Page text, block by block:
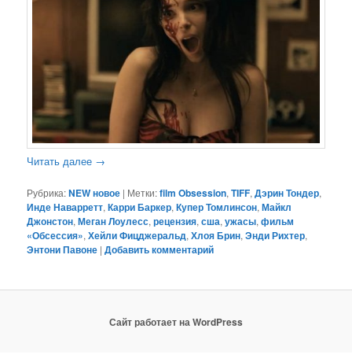
Читать далее →
Рубрика:NEW новое | Метки:film Obsession,TIFF,Дэрин Тондер,
Инде Наварретт,Карри Баркер,Купер Томлинсон,Майкл
Джонстон,Меган Лоулесс,рецензия,сша,ужасы,фильм
«Обсессия»,Хейли Фицджеральд,Хлоя Брин,Энди Рихтер,
Энтони Павоне |Добавить комментарий
Сайт работает на WordPress